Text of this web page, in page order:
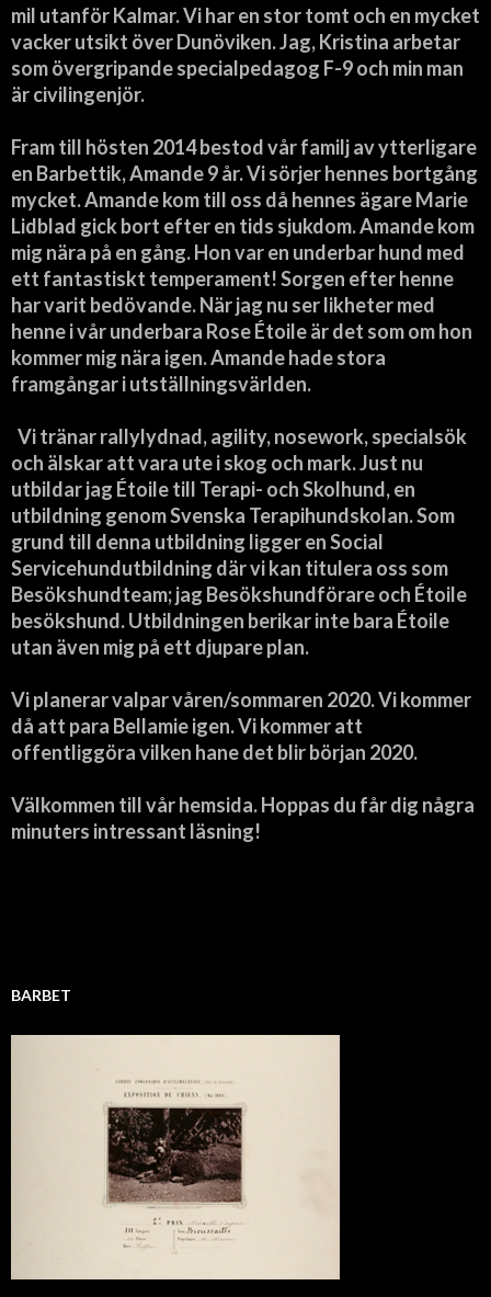
mil utanför Kalmar. Vi har en stor tomt och en mycket
vacker utsikt över Dunöviken. Jag, Kristina arbetar
som övergripande specialpedagog F-9 och min man
är civilingenjör.
Fram till hösten 2014 bestod vår familj av ytterligare
en Barbettik, Amande 9 år. Vi sörjer hennes bortgång
mycket. Amande kom till oss då hennes ägare Marie
Lidblad gick bort efter en tids sjukdom. Amande kom
mig nära på en gång. Hon var en underbar hund med
ett fantastiskt temperament! Sorgen efter henne
har varit bedövande. När jag nu ser likheter med
henne i vår underbara Rose Étoile är det som om hon
kommer mig nära igen. Amande hade stora
framgångar i utställningsvärlden.
Vi tränar rallylydnad, agility, nosework, specialsök
och älskar att vara ute i skog och mark. Just nu
utbildar jag Étoile till Terapi- och Skolhund, en
utbildning genom Svenska Terapihundskolan. Som
grund till denna utbildning ligger en Social
Servicehundutbildning där vi kan titulera oss som
Besökshundteam; jag Besökshundförare och Étoile
besökshund. Utbildningen berikar inte bara Étoile
utan även mig på ett djupare plan.
Vi planerar valpar våren/sommaren 2020. Vi kommer
då att para Bellamie igen. Vi kommer att
offentliggöra vilken hane det blir början 2020.
Välkommen till vår hemsida. Hoppas du får dig några
minuters intressant läsning!
BARBET